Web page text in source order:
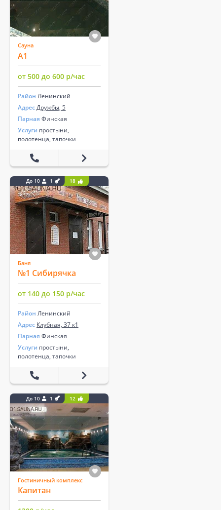
Сауна
А1
от 500 до 600 р/час
Район Ленинский
АдресДружбы, 5
Парная Финская
Услуги простыни,
полотенца, тапочки
До 10 1 18
Баня
№1 Сибирячка
от 140 до 150 р/час
Район Ленинский
Адрес Клубная, 37 к1
Парная Финская
Услуги простыни,
полотенца, тапочки
До 10 1 12
Гостиничный комплекс
Капитан